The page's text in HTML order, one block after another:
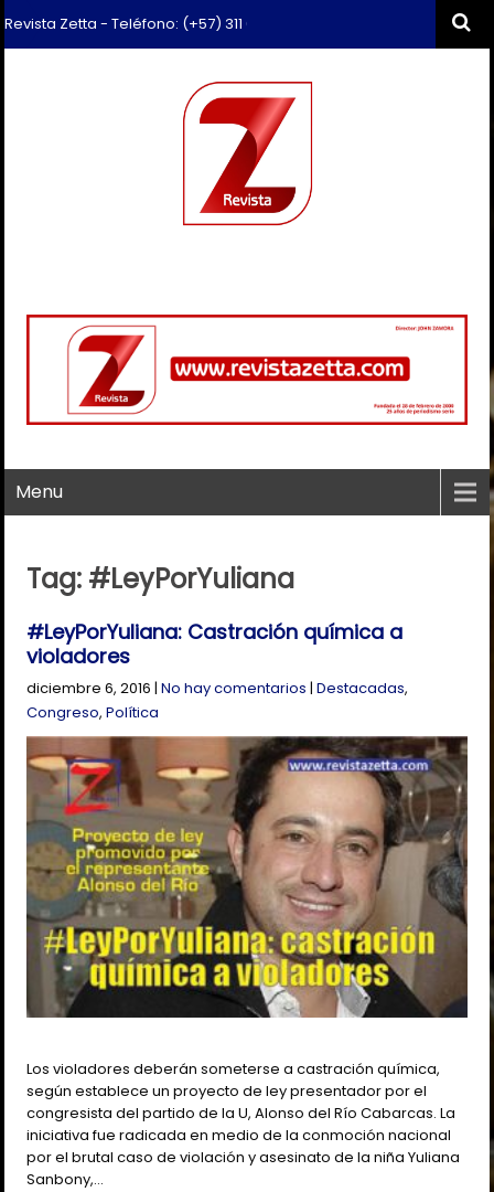
Zetta - Teléfono: (+57) 311 659 6374 - Correo:
Menu
Tag: #LeyPorYuliana
#LeyPorYuliana: Castración química a
violadores
diciembre 6, 2016 |No hay comentarios |Destacadas,
Congreso,Política
Los violadores deberán someterse a castración química,
según establece un proyecto de ley presentador por el
congresista del partido de la U, Alonso del Río Cabarcas. La
iniciativa fue radicada en medio de la conmoción nacional
por el brutal caso de violación y asesinato de la niña Yuliana
Sanbony,…